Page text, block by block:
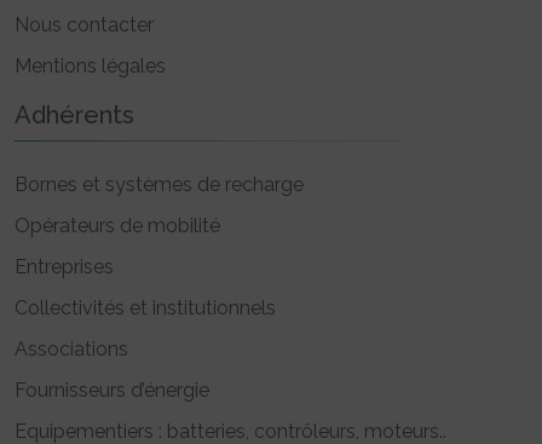
Nous contacter
Mentions légales
Adhérents
Bornes et systèmes de recharge
Opérateurs de mobilité
Entreprises
Collectivités et institutionnels
Associations
Fournisseurs d’énergie
Equipementiers : batteries, contrôleurs, moteurs..